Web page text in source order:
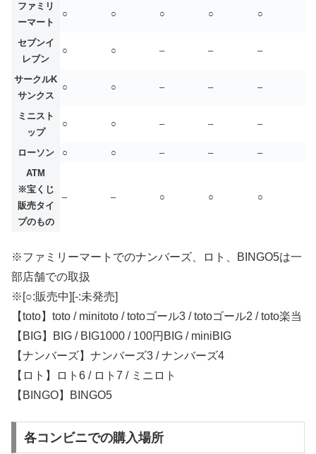
ファミリ
ーマート
○ ○ ○ ○ ○
セブンイ
レブン
○ ○ – – –
サークルK
サンクス
○ ○ – – –
ミニスト
ップ
○ ○ – – –
ローソン ○ ○ – –
–
ATM
※宝くじ
販売タイ
プのもの
– – ○ ○ ○
※ファミリーマートでのナンバーズ、ロト、BINGO5は一
部店舗での取扱
※[○:販売中][-:未発売]
【toto】toto / minitoto / totoゴール3 / totoゴール2 / toto楽当
【BIG】BIG / BIG1000 / 100円BIG / miniBIG
【ナンバーズ】ナンバーズ3 / ナンバーズ4
【ロト】ロト6 / ロト7 / ミニロト
【BINGO】BINGO5
各コンビニでの購入場所